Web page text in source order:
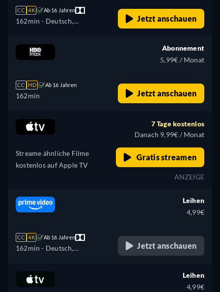
CC 4K Ab 16 Jahren
162min - Deutsch,
Englisch, Spanisch,
Französisch, Ungarisch,
Russisch, Slowakisch,
Türkisch, Ukrainisch
Jetzt anschauen
CC HD Ab 16 Jahren
162min
Abonnement
5,99€ / Monat
Jetzt anschauen
Streame ähnliche Filme
kostenlos auf Apple TV
7 Tage kostenlos
Danach 9,99€ / Monat
Gratis streamen
ANZEIGE
CC 4K Ab 16 Jahren
162min - Deutsch,
Französisch, Ungarisch,
Leihen
4,99€
Jetzt anschauen
Leihen
4,99€